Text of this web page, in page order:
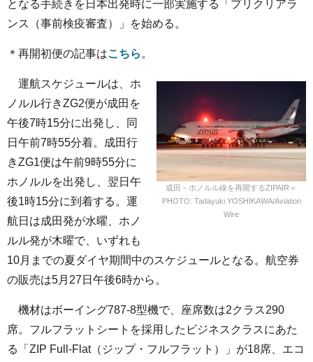
となる手続きを日本出発時に一部実施する「プリクリアラ
ンス（事前検疫審査）」を始める。
＊再開初便の記事はこちら 。
成田－ホノルル線を再開するZIPAIR＝
PHOTO: Tadayuki YOSHIKAWA/Aviation
Wire
運航スケジュールは、ホ
ノルル行きZG2便が成田を
午後7時15分に出発し、同
日午前7時55分着。成田行
きZG1便は午前9時55分に
ホノルルを出発し、翌日午
後1時15分に到着する。運
航日は成田発が水曜、ホノ
ルル発が木曜で、いずれも
10月までの夏ダイヤ期間中のスケジュールとなる。航空券
の販売は5月27日午後6時から。
機材はボーイング787-8型機で、座席数は2クラス290
席。フルフラットシートを採用したビジネスクラスにあた
る「ZIP Full-Flat（ジップ・フルフラット）」が18席、エコ